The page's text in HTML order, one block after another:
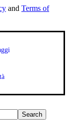
and Terms of